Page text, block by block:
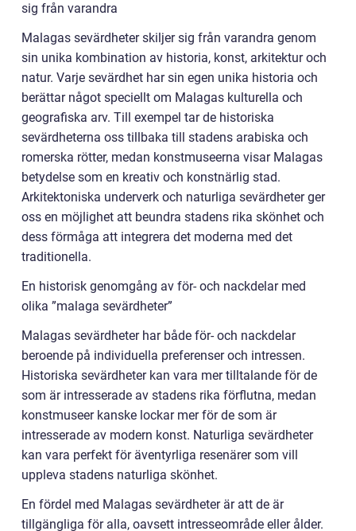
sig från varandra
Malagas sevärdheter skiljer sig från varandra genom
sin unika kombination av historia, konst, arkitektur och
natur. Varje sevärdhet har sin egen unika historia och
berättar något speciellt om Malagas kulturella och
geografiska arv. Till exempel tar de historiska
sevärdheterna oss tillbaka till stadens arabiska och
romerska rötter, medan konstmuseerna visar Malagas
betydelse som en kreativ och konstnärlig stad.
Arkitektoniska underverk och naturliga sevärdheter ger
oss en möjlighet att beundra stadens rika skönhet och
dess förmåga att integrera det moderna med det
traditionella.
En historisk genomgång av för- och nackdelar med
olika ”malaga sevärdheter”
Malagas sevärdheter har både för- och nackdelar
beroende på individuella preferenser och intressen.
Historiska sevärdheter kan vara mer tilltalande för de
som är intresserade av stadens rika förflutna, medan
konstmuseer kanske lockar mer för de som är
intresserade av modern konst. Naturliga sevärdheter
kan vara perfekt för äventyrliga resenärer som vill
uppleva stadens naturliga skönhet.
En fördel med Malagas sevärdheter är att de är
tillgängliga för alla, oavsett intresseområde eller ålder.